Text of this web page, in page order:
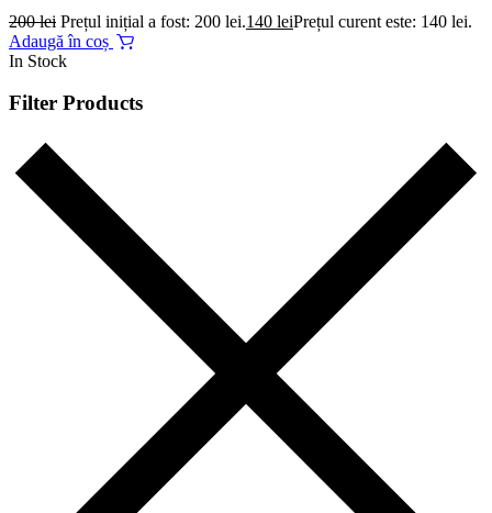
200lei Prețul inițial a fost: 200 lei.140 leiPrețul curent este: 140 lei.
Adaugă în coș
In Stock
Filter Products